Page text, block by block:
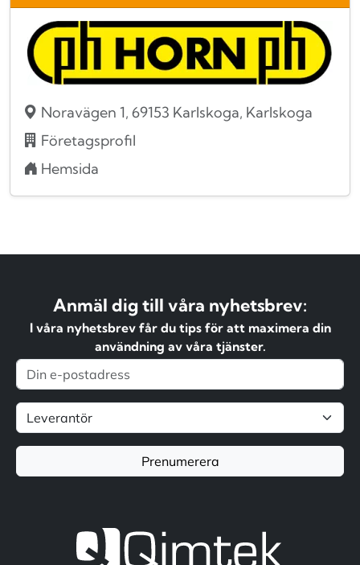
Noravägen 1, 69153 Karlskoga, Karlskoga
Företagsprofil
Hemsida
Anmäl dig till våra nyhetsbrev:
I våra nyhetsbrev får du tips för att maximera din
användning av våra tjänster.
Prenumerera